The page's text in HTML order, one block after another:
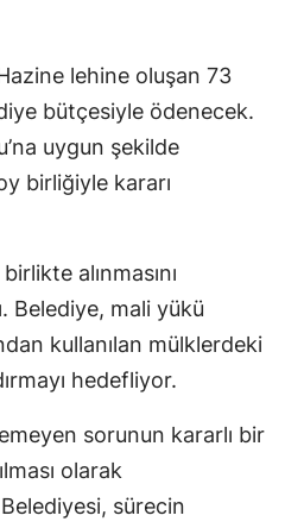
lehine oluşan 73
bütçesiyle ödenecek.
uygun şekilde
birliğiyle kararı
alınmasını
Belediye, mali yükü
kullanılan mülklerdeki
hedefliyor.
sorunun kararlı bir
olarak
sürecin